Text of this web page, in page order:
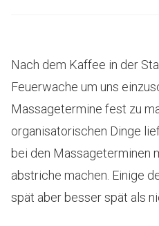
Nach dem Kaffee in der
Feuerwache um uns
Massagetermine fest zu
organisatorischen Dinge
bei den Massageterminen
abstriche machen. Einige
spät aber besser spät als